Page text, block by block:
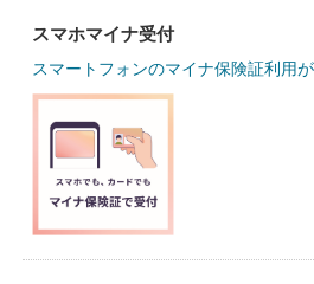
スマホマイナ受付
スマートフォンのマイナ保険証利用